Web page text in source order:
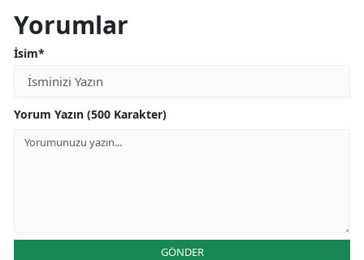
Yorumlar
İsim*
Yorum Yazın (500 Karakter)
GÖNDER